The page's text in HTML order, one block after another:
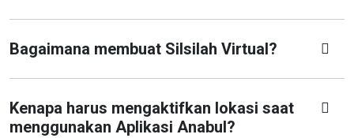
Bagaimana membuat Silsilah Virtual?
Kenapa harus mengaktifkan lokasi saat
menggunakan Aplikasi Anabul?